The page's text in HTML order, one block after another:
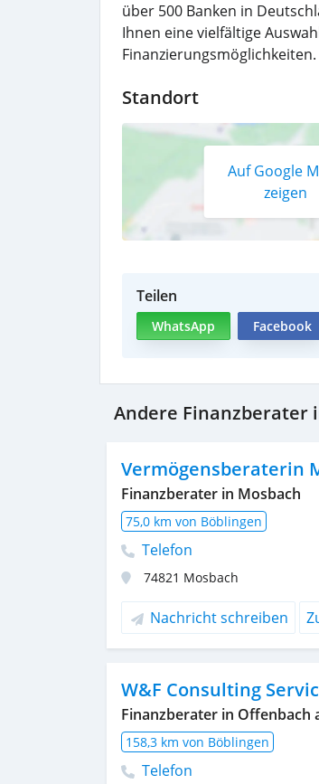
über 500 Banken in
Ihnen eine vielfältige
Finanzierungsmöglichkeiten.
Standort
Auf Google
zeigen
Teilen
WhatsApp Facebook
Andere Finanzberater
Vermögensberaterin
Finanzberater in Mosbach
75,0 km von Böblingen
Telefon
74821 Mosbach
Nachricht schreiben
W&F Consulting
Finanzberater in Offenbach
158,3 km von Böblingen
Telefon